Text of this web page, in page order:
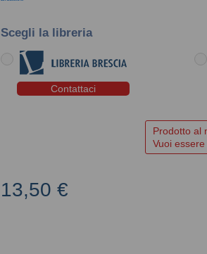
Scegli la libreria
Contattaci
Prodotto al
Vuoi
13,50 €